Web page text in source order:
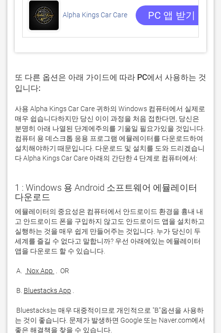
Alpha Kings Car Care PC 앱 받기
또 다른 옵션은 아래 가이드에 따라 PC에서 사용하는 것
입니다:
사용 Alpha Kings Car Care 귀하의 Windows 컴퓨터에서 실제로
매우 쉽습니다하지만 당신 이이 과정을 처음 접한다면, 당신은
분명히 아래 나열된 단계에주의를 기울일 필요가있을 것입니다.
컴퓨터 용 데스크톱 응용 프로그램 에뮬레이터를 다운로드하여
설치해야하기 때문입니다. 다운로드 및 설치를 도와 드리겠습니
다 Alpha Kings Car Care 아래의 간단한 4 단계로 컴퓨터에서:
1 : Windows 용 Android 소프트웨어 에뮬레이터
다운로드
에뮬레이터의 중요성은 컴퓨터에서 안드로이드 환경을 흉내 내
고 안드로이드 폰을 구입하지 않고도 안드로이드 앱을 설치하고
실행하는 것을 매우 쉽게 만들어주는 것입니다. 누가 당신이 두
세계를 즐길 수 없다고 말합니까? 우선 아래에있는 에뮬레이터
A. Nox App
B. Bluestacks App
는 것이 좋습니다. 문제가 발생하면 Google 또는 Naver.com에서
좋은 해결책을 찾을 수 있습니다.